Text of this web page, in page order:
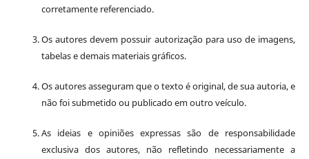
corretamente referenciado.
Os autores devem possuir autorização para uso de imagens,
tabelas e demais materiais gráficos.
Os autores asseguram que o texto é original, de sua autoria, e
não foi submetido ou publicado em outro veículo.
As ideias e opiniões expressas são de responsabilidade
exclusiva dos autores, não refletindo necessariamente a